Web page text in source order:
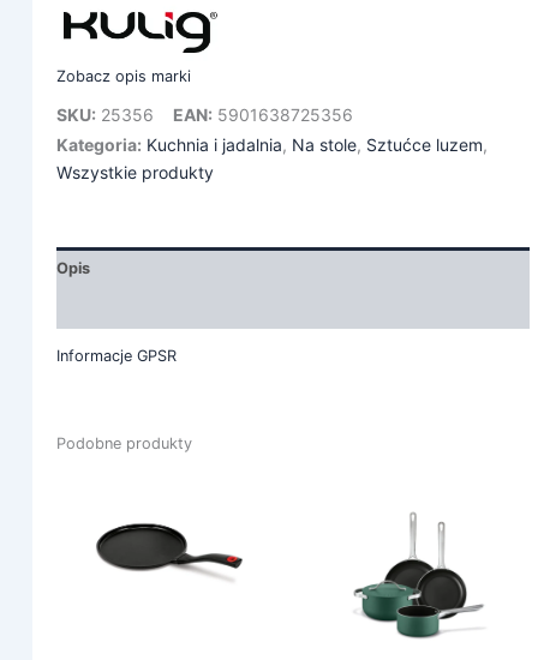
Zobacz opis marki
SKU: 25356 EAN: 5901638725356
Kategoria: Kuchnia i jadalnia, Na stole, Sztućce luzem,
Wszystkie produkty
Opis
Informacje GPSR
Podobne produkty